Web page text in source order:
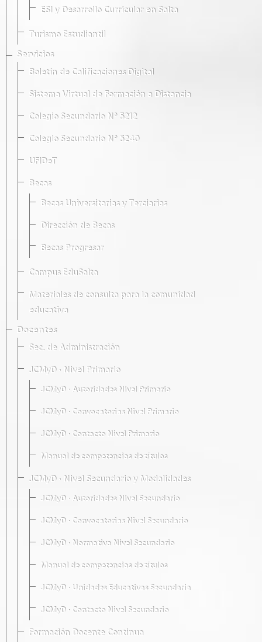
ESI y Desarrollo Curricular en Salta
Turismo Estudiantil
Servicios
Boletín de Calificaciones Digital
Sistema Virtual de Formación a Distancia
Colegio Secundario Nº 5212
Colegio Secundario Nº 5240
UFIDeT
Becas
Becas Universitarias y Terciarias
Dirección de Becas
Becas Progresar
Campus EduSalta
Materiales de consulta para la comunidad
educativa
Docentes
Sec. de Administración
JCMyD · Nivel Primario
JCMyD · Autoridades Nivel Primario
JCMyD · Convocatorias Nivel Primario
JCMyD · Contacto Nivel Primario
Manual de competencias de títulos
JCMyD · Nivel Secundario y Modalidades
JCMyD · Autoridades Nivel Secundario
JCMyD · Convocatorias Nivel Secundario
JCMyD · Normativa Nivel Secundario
Manual de competencias de títulos
JCMyD · Unidades Educativas Secundaria
JCMyD · Contacto Nivel Secundario
Formación Docente Continua